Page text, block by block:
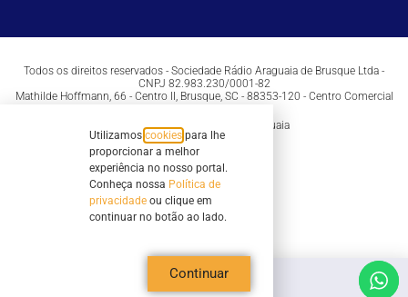
Todos os direitos reservados - Sociedade Rádio Araguaia de Brusque Ltda -
CNPJ 82.983.230/0001-82
Mathilde Hoffmann, 66 - Centro II, Brusque, SC - 88353-120 - Centro Comercial
Copyright © 2026 | Rádio Araguaia
Utilizamos cookies para lhe
proporcionar a melhor
experiência no nosso portal.
Conheça nossa Política de
privacidade ou clique em
continuar no botão ao lado.
Continuar